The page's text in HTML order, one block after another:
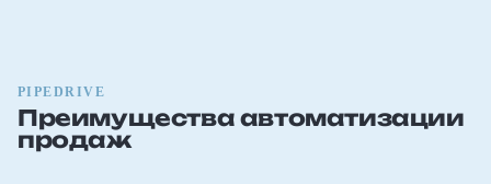
PIPEDRIVE
Преимущества автоматизации
продаж